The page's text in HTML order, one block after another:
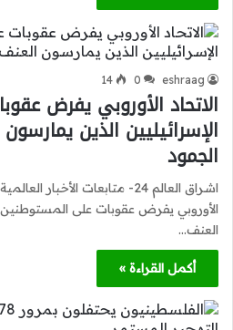
eshraag
0
14
الاتحاد الأوروبي يفرض
الإسرائيليين الذين
الجمود
اشراق العالم 24- متابعات
الأوروبي يفرض عقوبات على المستوطنين
العنف…
أكمل القراءة »